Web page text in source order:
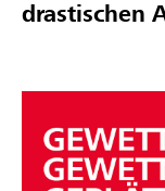
drastischen